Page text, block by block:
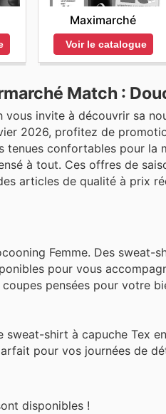
Maximarché
Voir le catalogue
Match :
vous invite à découvrir sa
2026, profitez de
tenues confortables pour la
à tout. Ces offres de
articles de qualité à prix
Femme. Des sweat-
pour vous
pensées pour votre
sweat-shirt à capuche Tex
pour vos journées de
disponibles !